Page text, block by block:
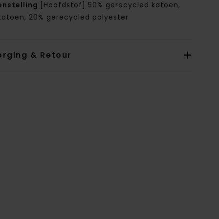
[Hoofdstof] 50% gerecycled katoen,
katoen, 20% gerecycled polyester
& Retour